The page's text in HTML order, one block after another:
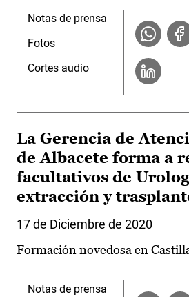
Notas de prensa
Fotos
Cortes audio
La Gerencia de
de Albacete forma a
facultativos de
extracción y
17 de Diciembre de 2020
Formación novedosa en
Notas de prensa